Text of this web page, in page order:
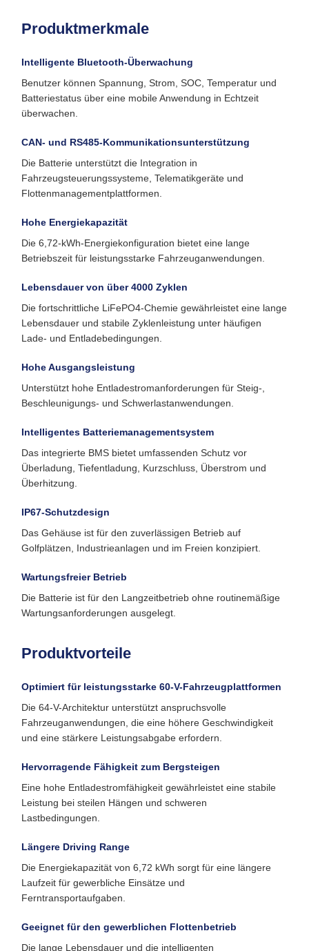
Produktmerkmale
Intelligente Bluetooth-Überwachung
Benutzer können Spannung, Strom, SOC, Temperatur und
Batteriestatus über eine mobile Anwendung in Echtzeit
überwachen.
CAN- und RS485-Kommunikationsunterstützung
Die Batterie unterstützt die Integration in
Fahrzeugsteuerungssysteme, Telematikgeräte und
Flottenmanagementplattformen.
Hohe Energiekapazität
Die 6,72-kWh-Energiekonfiguration bietet eine lange
Betriebszeit für leistungsstarke Fahrzeuganwendungen.
Lebensdauer von über 4000 Zyklen
Die fortschrittliche LiFePO4-Chemie gewährleistet eine lange
Lebensdauer und stabile Zyklenleistung unter häufigen
Lade- und Entladebedingungen.
Hohe Ausgangsleistung
Unterstützt hohe Entladestromanforderungen für Steig-,
Beschleunigungs- und Schwerlastanwendungen.
Intelligentes Batteriemanagementsystem
Das integrierte BMS bietet umfassenden Schutz vor
Überladung, Tiefentladung, Kurzschluss, Überstrom und
Überhitzung.
IP67-Schutzdesign
Das Gehäuse ist für den zuverlässigen Betrieb auf
Golfplätzen, Industrieanlagen und im Freien konzipiert.
Wartungsfreier Betrieb
Die Batterie ist für den Langzeitbetrieb ohne routinemäßige
Wartungsanforderungen ausgelegt.
Produktvorteile
Optimiert für leistungsstarke 60-V-Fahrzeugplattformen
Die 64-V-Architektur unterstützt anspruchsvolle
Fahrzeuganwendungen, die eine höhere Geschwindigkeit
und eine stärkere Leistungsabgabe erfordern.
Hervorragende Fähigkeit zum Bergsteigen
Eine hohe Entladestromfähigkeit gewährleistet eine stabile
Leistung bei steilen Hängen und schweren
Lastbedingungen.
Längere Driving Range
Die Energiekapazität von 6,72 kWh sorgt für eine längere
Laufzeit für gewerbliche Einsätze und
Ferntransportaufgaben.
Geeignet für den gewerblichen Flottenbetrieb
Die lange Lebensdauer und die intelligenten